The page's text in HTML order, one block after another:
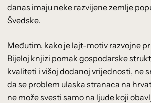
danas imaju neke razvijene zemlje
Švedske.
Međutim, kako je lajt-motiv razvojne
Bijeloj knjizi pomak gospodarske
kvaliteti i višoj dodanoj vrijednosti, ne
da se problem ulaska stranaca na
ne može svesti samo na ljude koji